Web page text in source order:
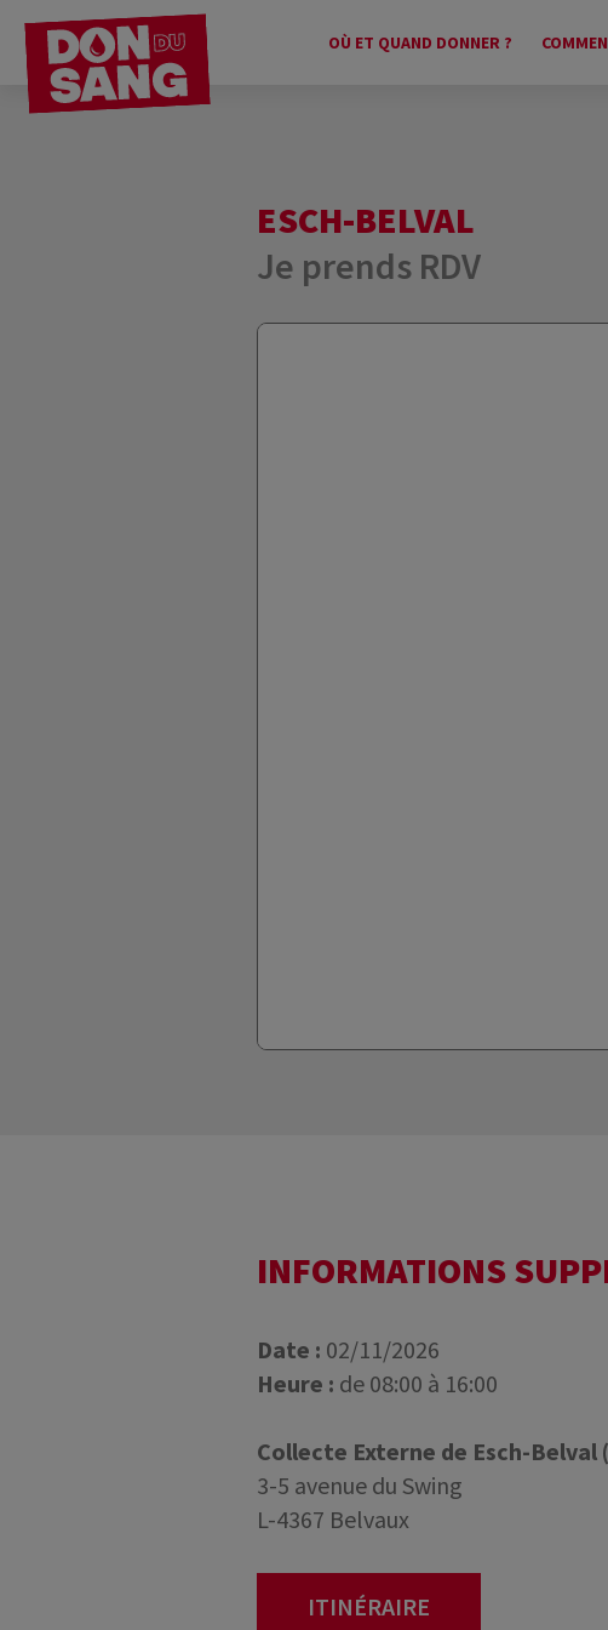
OÙ ET QUAND DONNER ?
ESCH-BELVAL
Je prends RDV
INFORMATIONS
Date : 02/11/2026
Heure : de 08:00 à 16:00
Collecte Externe de Esch-
3-5 avenue du Swing
L-4367 Belvaux
ITINÉRAIRE